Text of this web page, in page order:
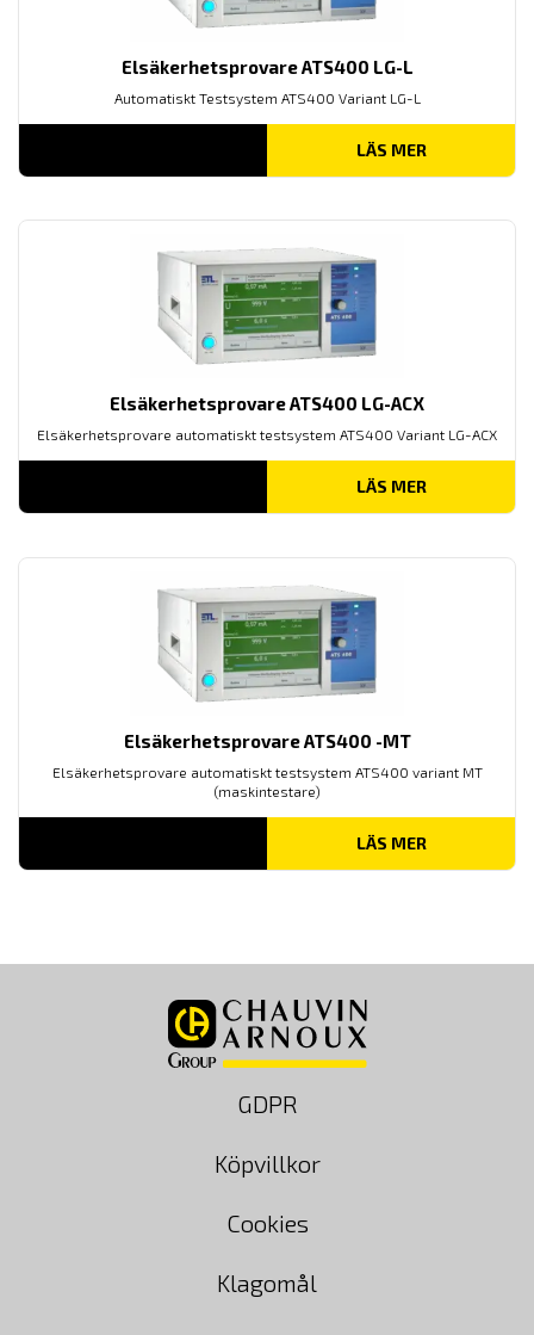
Elsäkerhetsprovare ATS400 LG-L
Automatiskt Testsystem ATS400 Variant LG-L
LÄS MER
Elsäkerhetsprovare ATS400 LG-ACX
Elsäkerhetsprovare automatiskt testsystem ATS400 Variant LG-ACX
LÄS MER
Elsäkerhetsprovare ATS400 -MT
Elsäkerhetsprovare automatiskt testsystem ATS400 variant MT
(maskintestare)
LÄS MER
GDPR
Köpvillkor
Cookies
Klagomål